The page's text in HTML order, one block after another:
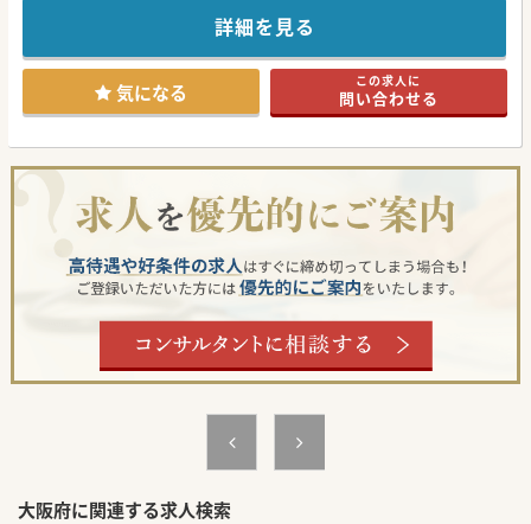
詳細を見る
気になる この求人に
問い合わせる
大阪府に関連する求人検索